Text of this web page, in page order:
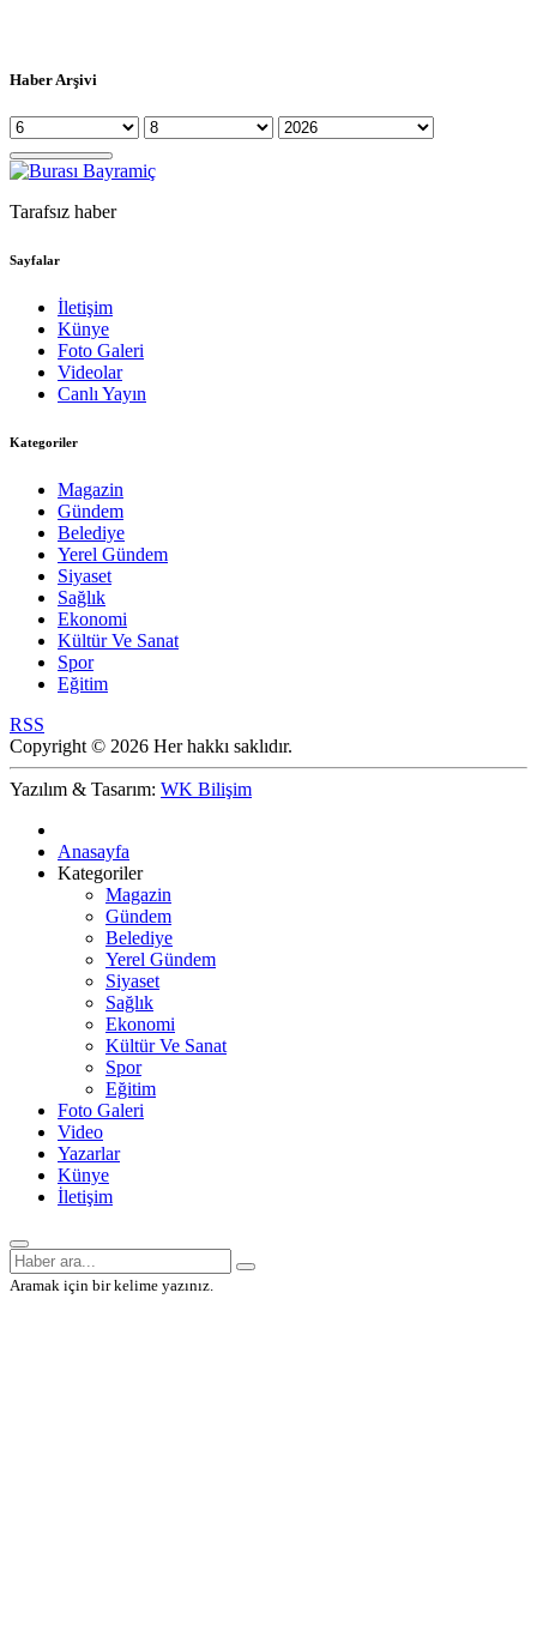
Haber Arşivi
Tarafsız haber
Sayfalar
İletişim
Künye
Foto Galeri
Videolar
Canlı Yayın
Kategoriler
Magazin
Gündem
Belediye
Yerel Gündem
Siyaset
Sağlık
Ekonomi
Kültür Ve Sanat
Spor
Eğitim
RSS
Copyright © 2026 Her hakkı saklıdır.
Yazılım & Tasarım: WK Bilişim
Anasayfa
Kategoriler
Magazin
Gündem
Belediye
Yerel Gündem
Siyaset
Sağlık
Ekonomi
Kültür Ve Sanat
Spor
Eğitim
Foto Galeri
Video
Yazarlar
Künye
İletişim
Aramak için bir kelime yazınız.